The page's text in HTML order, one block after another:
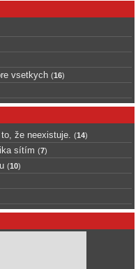
vsetkych (16)
že neexistuje. (14)
sítím (7)
(10)